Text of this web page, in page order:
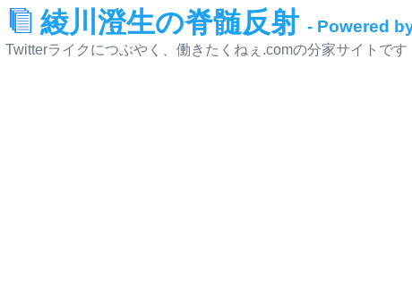
綾川澄生の脊髄反射 - Powered
Twitterライクにつぶやく、働きたくねぇ.comの分家サイトです